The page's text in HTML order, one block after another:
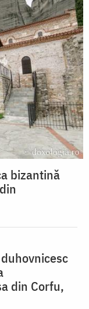
bizantină
din Corfu,